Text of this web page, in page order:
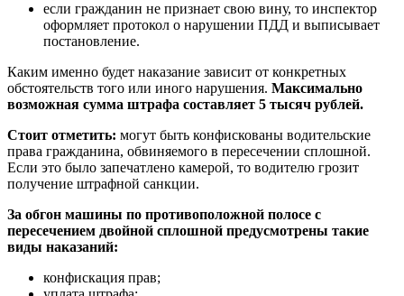
если гражданин не признает свою вину, то инспектор
оформляет протокол о нарушении ПДД и выписывает
постановление.
Каким именно будет наказание зависит от конкретных
обстоятельств того или иного нарушения. Максимально
возможная сумма штрафа составляет 5 тысяч рублей.
Стоит отметить: могут быть конфискованы водительские
права гражданина, обвиняемого в пересечении сплошной.
Если это было запечатлено камерой, то водителю грозит
получение штрафной санкции.
За обгон машины по противоположной полосе с
пересечением двойной сплошной предусмотрены такие
виды наказаний:
конфискация прав;